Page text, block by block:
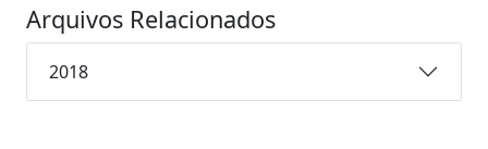
Arquivos Relacionados
2018